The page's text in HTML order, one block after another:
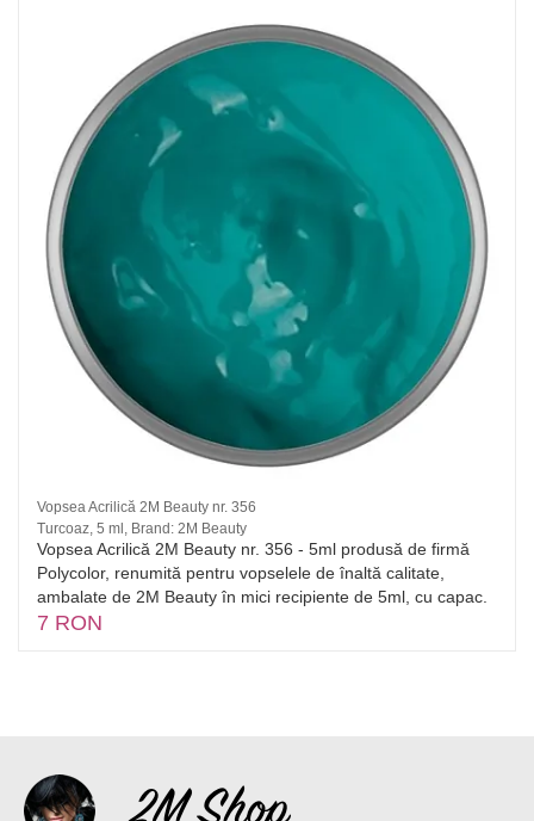
Vopsea Acrilică 2M Beauty nr. 356
Turcoaz, 5 ml, Brand: 2M Beauty
Vopsea Acrilică 2M Beauty nr. 356 - 5ml produsă de firmă
Polycolor, renumită pentru vopselele de înaltă calitate,
ambalate de 2M Beauty în mici recipiente de 5ml, cu capac.
7 RON